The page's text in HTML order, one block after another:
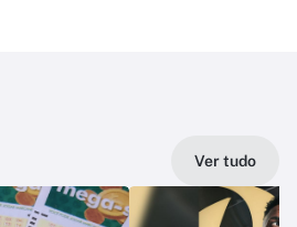
Ver tudo